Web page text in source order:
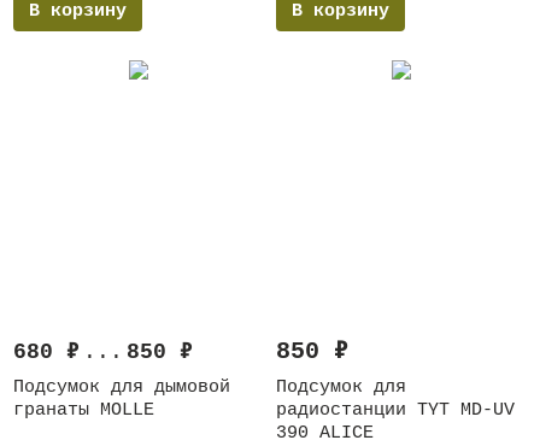
В корзину В корзину
680 ₽ ... 850 ₽
Подсумок для дымовой
гранаты MOLLE
850 ₽
Подсумок для
радиостанции TYT MD-UV
390 ALICE